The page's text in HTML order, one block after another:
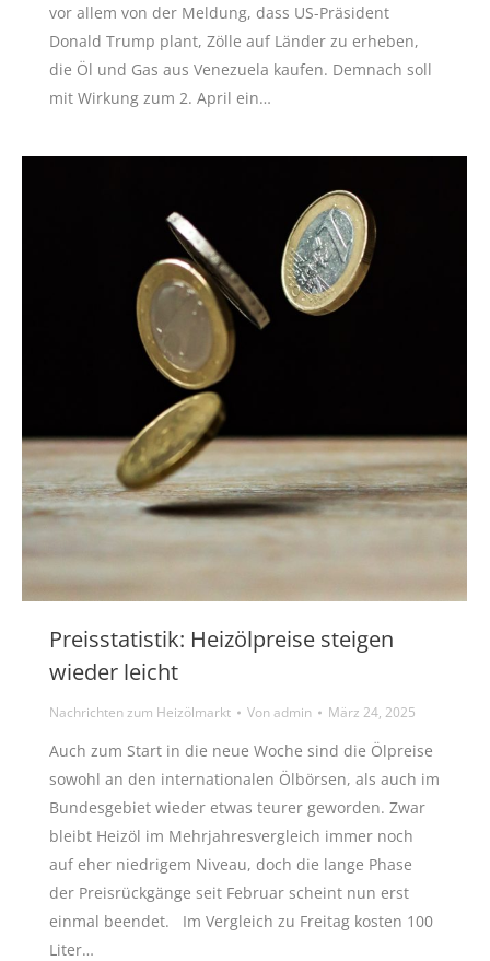
vor allem von der Meldung, dass US-Präsident
Donald Trump plant, Zölle auf Länder zu erheben,
die Öl und Gas aus Venezuela kaufen. Demnach soll
mit Wirkung zum 2. April ein…
Preisstatistik: Heizölpreise steigen
wieder leicht
Nachrichten zum Heizölmarkt Vonadmin März 24, 2025
Auch zum Start in die neue Woche sind die Ölpreise
sowohl an den internationalen Ölbörsen, als auch im
Bundesgebiet wieder etwas teurer geworden. Zwar
bleibt Heizöl im Mehrjahresvergleich immer noch
auf eher niedrigem Niveau, doch die lange Phase
der Preisrückgänge seit Februar scheint nun erst
einmal beendet. Im Vergleich zu Freitag kosten 100
Liter…